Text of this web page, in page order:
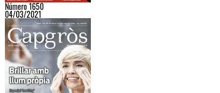
Número 1650
04/03/2021